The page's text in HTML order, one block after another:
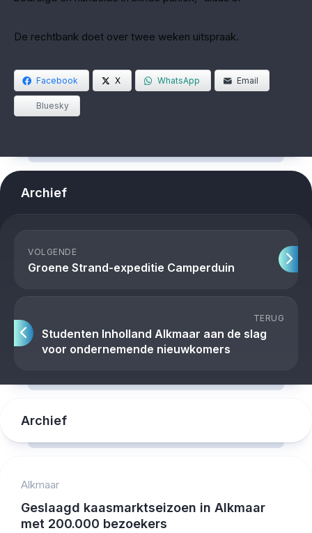
De rechtbank doet over twee weken uitspraak.
Facebook X WhatsApp Email
Bluesky
Archief
VOLGENDE
Groene Strand-expeditie Camperduin
TERUG
Studenten Inholland Alkmaar aan de slag
voor ondernemende nieuwkomers
Archief
Alkmaar
Geslaagd kaasmarktseizoen in Alkmaar
met 200.000 bezoekers